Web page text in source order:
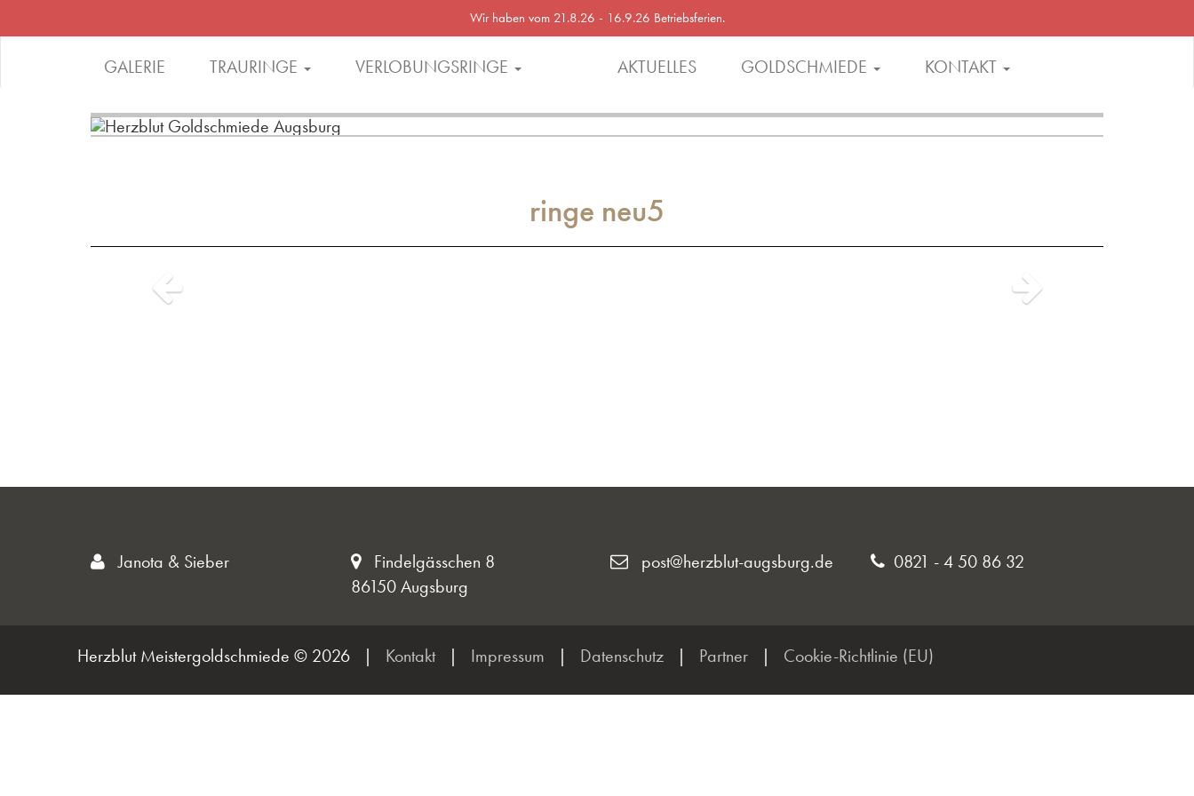
GALERIE TRAURINGE VERLOBUNGSRINGE AKTUELLES GOLDSCHMIEDE KONTAKT
ringe neu5
Wir haben vom 21.8.26 - 16.9.26 Betriebsferien.
Janota & Sieber
Findelgässchen 8
86150 Augsburg
post@herzblut-augsburg.de 0821 - 4 50 86 32
Herzblut Meistergoldschmiede © 2026 | Kontakt | Impressum | Datenschutz | Partner | Cookie-Richtlinie (EU)